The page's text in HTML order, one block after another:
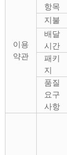
이용
약관
항목
지불
배달
시간
패키
지
품질
요구
사항